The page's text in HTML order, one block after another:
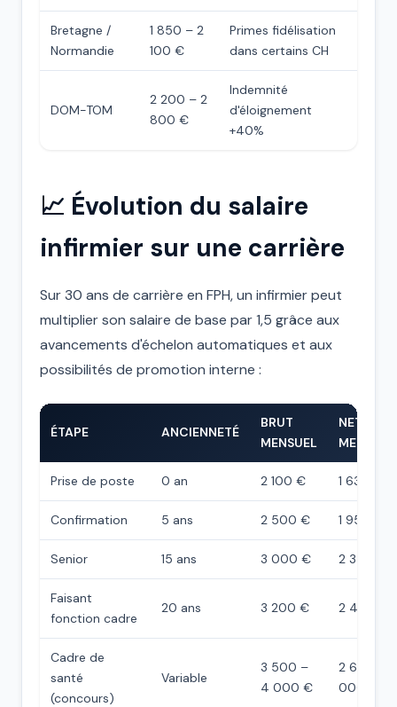
Bretagne /
Normandie
1 850 – 2
100 €
Primes fidélisation
dans certains CH
DOM-TOM
2 200 – 2
800 €
Indemnité
d'éloignement
+40%
📈 Évolution du salaire
infirmier sur une carrière
Sur 30 ans de carrière en FPH, un infirmier peut
multiplier son salaire de base par 1,5 grâce aux
avancements d'échelon automatiques et aux
possibilités de promotion interne :
ÉTAPE ANCIENNETÉ
BRUT
MENSUEL
NET
MENSUEL
Prise de poste 0 an 2 100 € 1 638 €
Confirmation 5 ans 2 500 € 1 950 €
Senior 15 ans 3 000 € 2 340 €
Faisant
fonction cadre
20 ans 3 200 € 2 400 €
Cadre de
santé
(concours)
Variable
3 500 –
4 000 €
2 625 – 3
000 €